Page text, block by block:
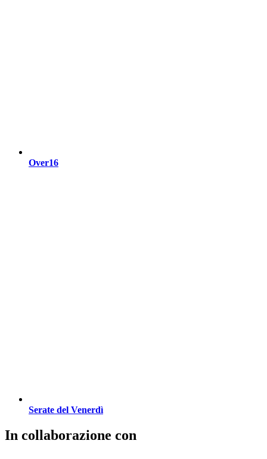
Over16
Serate del Venerdì
In collaborazione con